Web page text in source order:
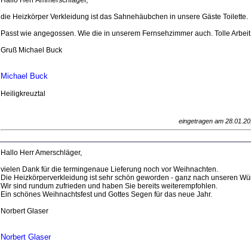
die Heizkörper Verkleidung ist das Sahnehäubchen in unsere Gäste Toilette.
Passt wie angegossen. Wie die in unserem Fernsehzimmer auch. Tolle
Gruß Michael Buck
Michael Buck
Heiligkreuztal
eingetragen am
Hallo Herr Amerschläger,
vielen Dank für die termingenaue Lieferung noch vor Weihnachten.
Die Heizkörperverkleidung ist sehr schön geworden - ganz nach unseren
Wir sind rundum zufrieden und haben Sie bereits weiterempfohlen.
Ein schönes Weihnachtsfest und Gottes Segen für das neue Jahr.
Norbert Glaser
Norbert Glaser